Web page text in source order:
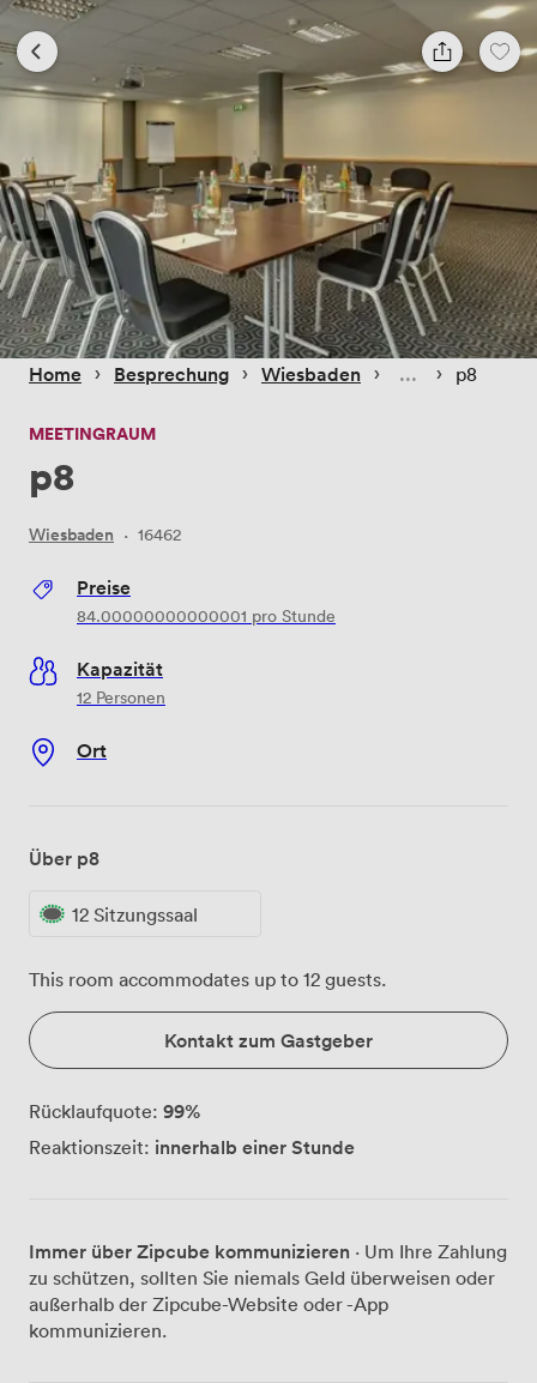
Home › Besprechung › Wiesbaden › › p8
MEETINGRAUM
p8
Wiesbaden · 16462
Preise
84.00000000000001 pro Stunde
Kapazität
12 Personen
Ort
Über p8
12 Sitzungssaal
This room accommodates up to 12 guests.
Kontakt zum Gastgeber
Rücklaufquote: 99%
Reaktionszeit: innerhalb einer Stunde
Immer über Zipcube kommunizieren · Um Ihre Zahlung
zu schützen, sollten Sie niemals Geld überweisen oder
außerhalb der Zipcube-Website oder -App
kommunizieren.